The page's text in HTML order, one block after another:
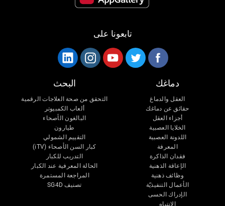
تابعونا على
دماغك
العقل والدماغ
حقائق عن دماغك
أجزاء العقل
الخلايا العصبية
اللدونة العصبية
المعرفة
فقدان الذاكرة
الإعاقة الذهنية
وظائف ذهنية
الأعمال التنفيذيّة
الإدراك الحسى
الانتباه
البحث
التحقق من صحة العلاجات الرقمية
ألعاب الكمبيوتر
البالغون الأصحاء
طيارون
التقييم الشمولي
كبار السن الأصحاء (iTV)
التدريب للكبار
الحالة المعرفية عند الكبار
المراجعة المستمرة
تصنيف SG4D